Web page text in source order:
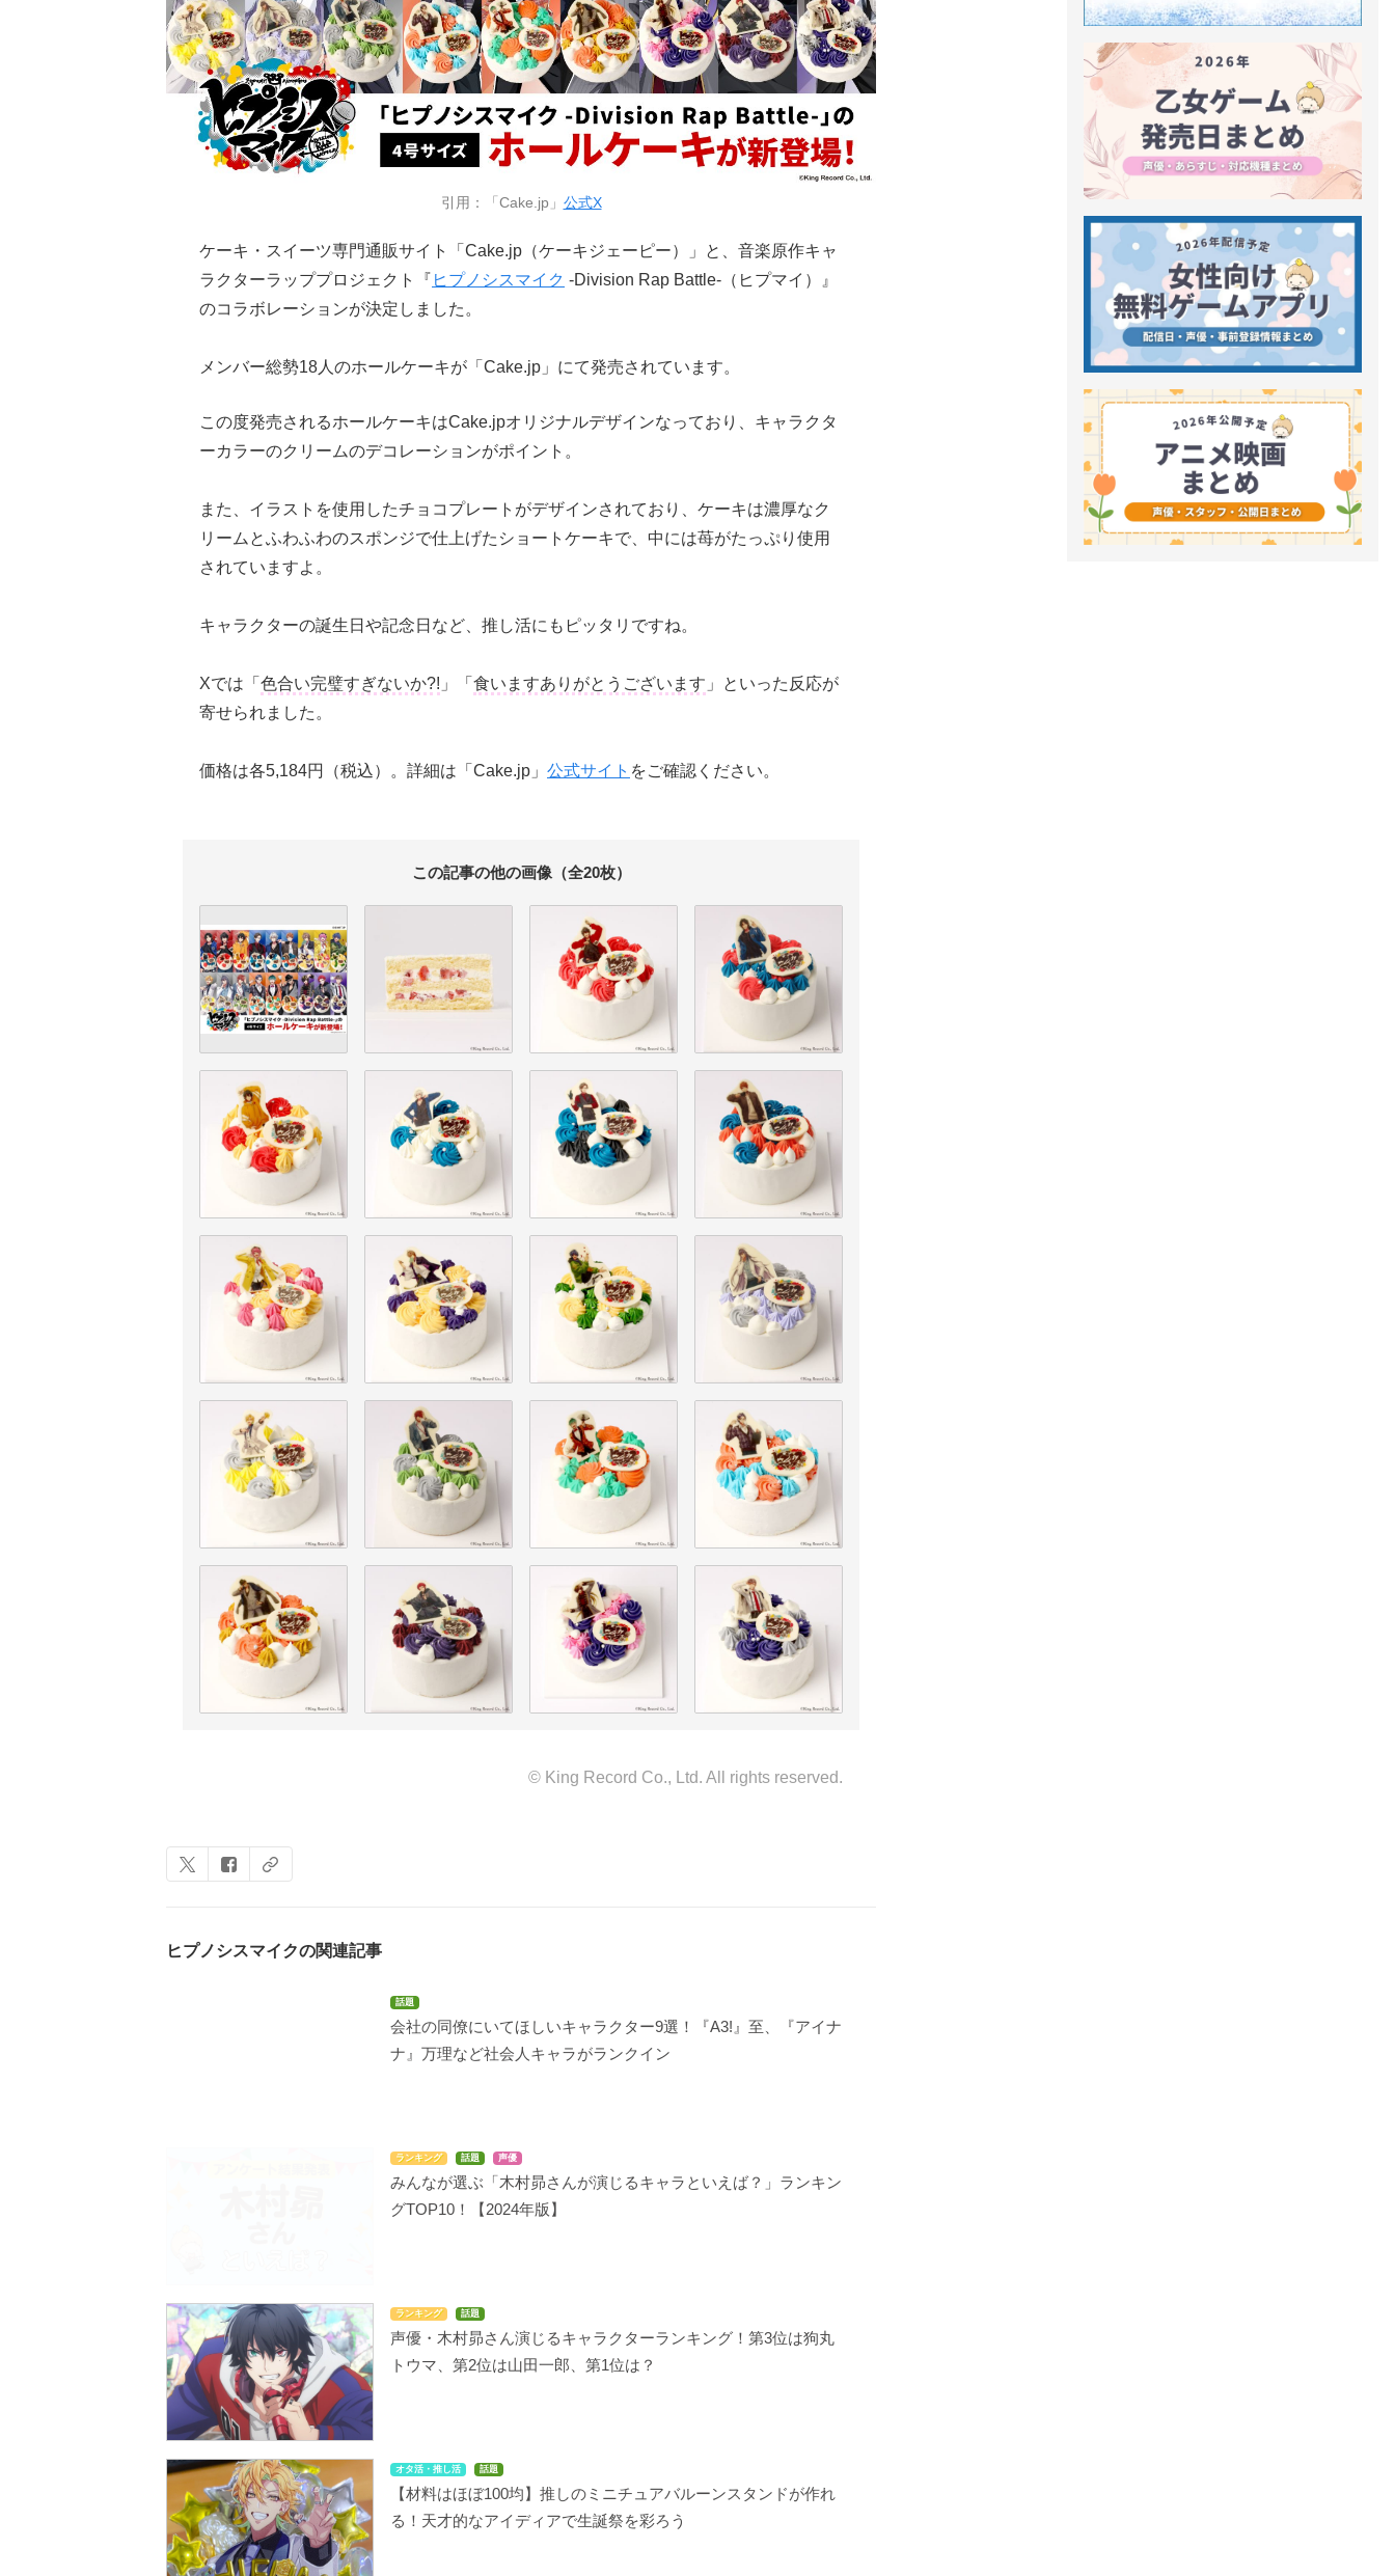
引用：「Cake.jp」 公式X
ケーキ・スイーツ専門通販サイト「Cake.jp（ケーキジェーピー）」と、音楽原作キャ
ラクターラッププロジェクト『 ヒプノシスマイク -Division Rap Battle-（ヒプマイ）』
のコラボレーションが決定しました。
メンバー総勢18人のホールケーキが「Cake.jp」にて発売されています。
この度発売されるホールケーキはCake.jpオリジナルデザインなっており、キャラクタ
ーカラーのクリームのデコレーションがポイント。
また、イラストを使用したチョコプレートがデザインされており、ケーキは濃厚なク
リームとふわふわのスポンジで仕上げたショートケーキで、中には苺がたっぷり使用
されていますよ。
キャラクターの誕生日や記念日など、推し活にもピッタリですね。
Xでは「 色合い完璧すぎないか?! 」「 食いますありがとうございます 」といった反応が
寄せられました。
価格は各5,184円（税込）。詳細は「Cake.jp」 公式サイト をご確認ください。
この記事の他の画像（全20枚）
© King Record Co., Ltd. All rights reserved.
ヒプノシスマイクの関連記事
話題
会社の同僚にいてほしいキャラクター9選！『A3!』至、『アイナ
ナ』万理など社会人キャラがランクイン
ランキング 話題 声優
みんなが選ぶ「木村昴さんが演じるキャラといえば？」ランキン
グTOP10！【2024年版】
ランキング 話題
声優・木村昴さん演じるキャラクターランキング！第3位は狗丸
トウマ、第2位は山田一郎、第1位は？
オタ活・推し活 話題
【材料はほぼ100均】推しのミニチュアバルーンスタンドが作れ
る！天才的なアイディアで生誕祭を彩ろう